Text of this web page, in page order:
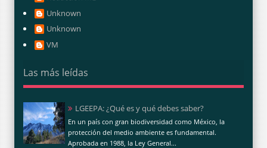
Unknown
Unknown
VM
Las más leídas
LGEEPA: ¿Qué es y qué debes saber?
En un país con gran biodiversidad como México, la
protección del medio ambiente es fundamental.
Aprobada en 1988, la Ley General...